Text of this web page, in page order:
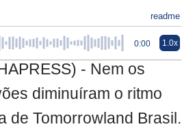
readme
0:00 1.0x
- Nem os
diminuíram o ritmo
de Tomorrowland Brasil.